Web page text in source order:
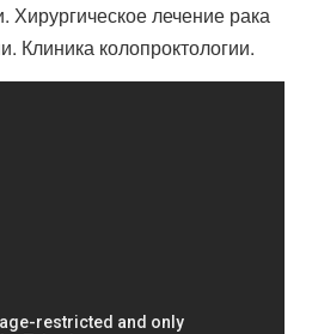
Хирургическое лечение рака
Клиника колопроктологии.